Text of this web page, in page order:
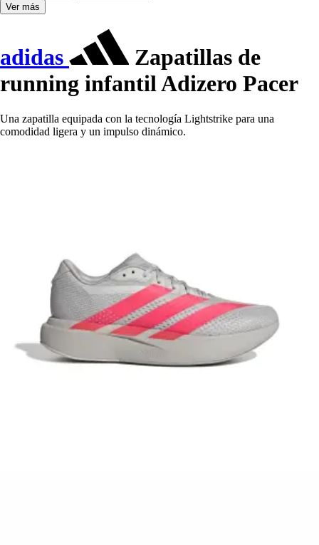
Ver más
adidas
Zapatillas de
running infantil Adizero Pacer
Una zapatilla equipada con la tecnología Lightstrike para una
comodidad ligera y un impulso dinámico.